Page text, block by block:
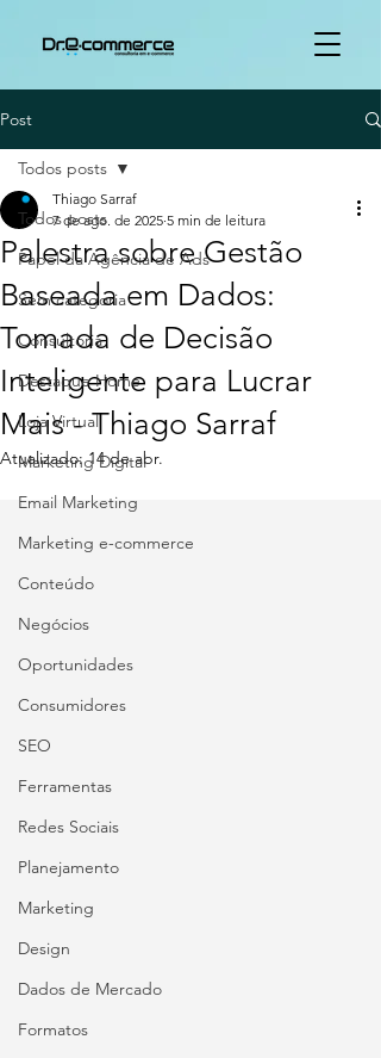
Post
Todos posts
Papel da Agência de Ads
Sem categoria
Consultoria
Destaque Home
Loja Virtual
Marketing Digital
Email Marketing
Marketing e-commerce
Conteúdo
Negócios
Oportunidades
Consumidores
SEO
Ferramentas
Redes Sociais
Planejamento
Marketing
Design
Dados de Mercado
Formatos
Todos posts
Palestra sobre Gestão
Baseada em Dados:
Tomada de Decisão
Inteligente para Lucrar
Mais - Thiago Sarraf
Thiago Sarraf
7 de ago. de 2025 5 min de leitura
Atualizado:14 de abr.